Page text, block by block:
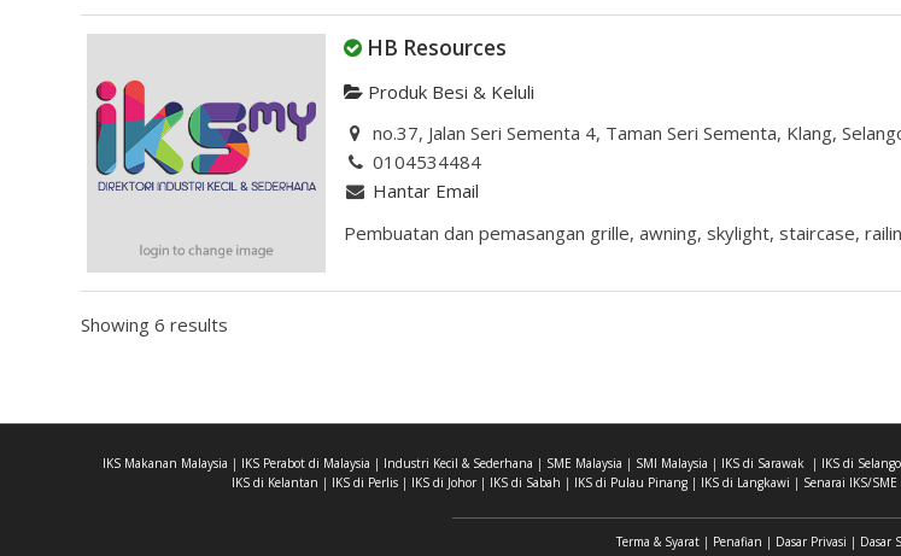
HB Resources
Produk Besi & Keluli
no.37, Jalan Seri Sementa 4, Taman Seri Sementa, Klang,
0104534484
Hantar Email
Pembuatan dan pemasangan grille, awning, skylight, staircase,
Showing 6 results
IKS Makanan Malaysia | IKS Perabot di Malaysia | Industri Kecil & Sederhana | SME Malaysia | SMI Malaysia | IKS di Sarawak | IKS di
IKS di Kelantan | IKS di Perlis| IKS di Johor| IKS di Sabah | IKS di Pulau Pinang| IKS di Langkawi | Senarai IKS/
Terma & Syarat| Penafian | Dasar Privasi | Dasar